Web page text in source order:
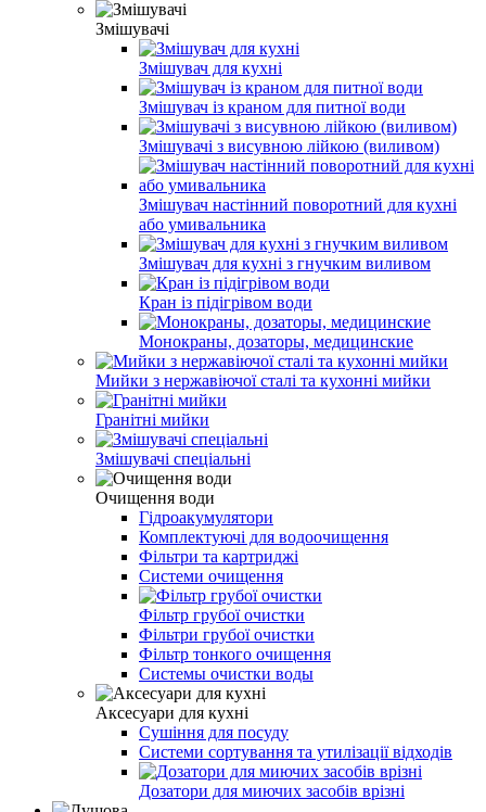
Змішувачі
Змішувач для кухні
Змішувач із краном для питної води
Змішувачі з висувною лійкою (виливом)
Змішувач настінний поворотний для кухні
або умивальника
Змішувач для кухні з гнучким виливом
Кран із підігрівом води
Монокраны, дозаторы, медицинские
Мийки з нержавіючої сталі та кухонні мийки
Гранітні мийки
Змішувачі спеціальні
Очищення води
Гідроакумулятори
Комплектуючі для водоочищення
Фільтри та картриджі
Системи очищення
Фільтр грубої очистки
Фільтри грубої очистки
Фільтр тонкого очищення
Системы очистки воды
Аксесуари для кухні
Сушіння для посуду
Системи сортування та утилізації відходів
Дозатори для миючих засобів врізні